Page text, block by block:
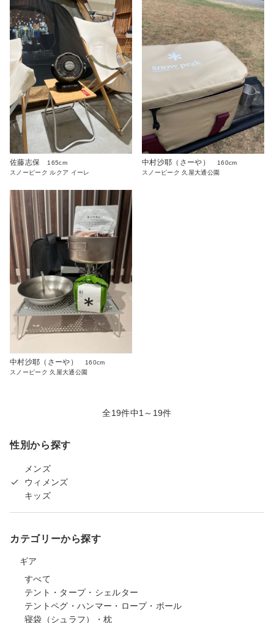
佐藤志保
165cm
スノーピーク ルクア イーレ
中村沙耶（さーや）
160cm
スノーピーク 久屋大通公園
中村沙耶（さーや）
160cm
スノーピーク 久屋大通公園
全19件中1～19件
性別から探す
メンズ
ウィメンズ
キッズ
カテゴリーから探す
ギア
すべて
テント・タープ・シェルター
テントペグ・ハンマー・ロープ・ポール
寝袋（シュラフ）・枕